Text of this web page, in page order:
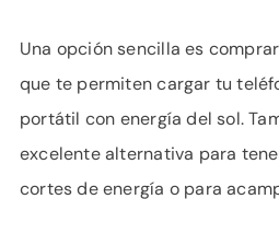
Una opción sencilla es
que te permiten cargar tu
portátil con energía del sol.
excelente alternativa para
cortes de energía o para